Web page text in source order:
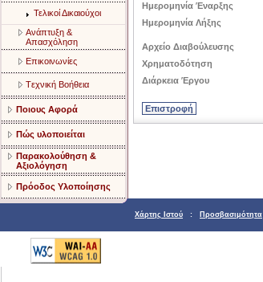
Τελικοί Δικαιούχοι
Aνάπτυξη &
Aπασχόληση
Eπικοινωνίες
Tεχνική Bοήθεια
Ποιους Αφορά
Πώς υλοποιείται
Παρακολούθηση &
Αξιολόγηση
Πρόοδος Υλοποίησης
Ημερομηνία Έναρξης
Ημερομηνία Λήξης
Αρχείο Διαβούλευσης
Χρηματοδότηση
Διάρκεια Έργου
Χάρτης Ιστού : Προσβασιμότητα